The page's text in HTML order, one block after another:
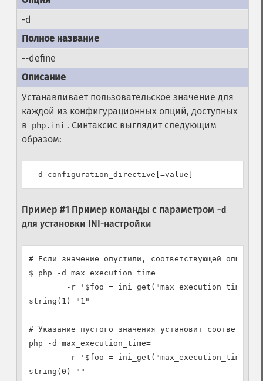
-d
--define
Устанавливает пользовательское значение для
каждой из конфигурационных опций, доступных
в
php.ini . Синтаксис выглядит следующим
образом:
Пример #1 Пример команды с параметром -d
для установки INI-настройки
# Если значение опустили, соответствующей опции
$ php -d max_execution_time
-r '$foo = ini_get("max_execution_time");
string(1) "1"
# Указание пустого значения установит
php -d max_execution_time=
-r '$foo = ini_get("max_execution_time");
string(0) ""